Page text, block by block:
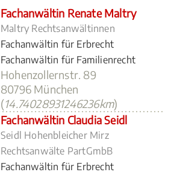
Fachanwältin Renate Maltry
Maltry Rechtsanwältinnen
Fachanwältin für Erbrecht
Fachanwältin für Familienrecht
Hohenzollernstr. 89
80796 München
(14.74028931246236km)
Fachanwältin Claudia Seidl
Seidl Hohenbleicher Mirz
Rechtsanwälte PartGmbB
Fachanwältin für Erbrecht